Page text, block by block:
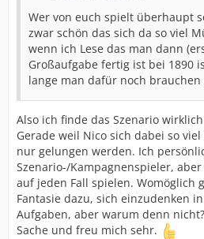
Wer von euch spielt überhaupt
zwar schön das sich da so viel
wenn ich Lese das man dann
Großaufgabe fertig ist bei 1890
lange man dafür noch brauchen
Also ich finde das Szenario
Gerade weil Nico sich dabei so
nur gelungen werden. Ich
Szenario-/Kampagnenspieler,
auf jeden Fall spielen. Womöglich
Fantasie dazu, sich einzudenken
Aufgaben, aber warum denn
Sache und freu mich sehr.